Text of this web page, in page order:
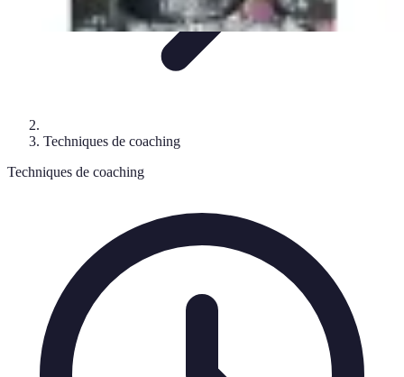
Techniques de coaching
Techniques de coaching